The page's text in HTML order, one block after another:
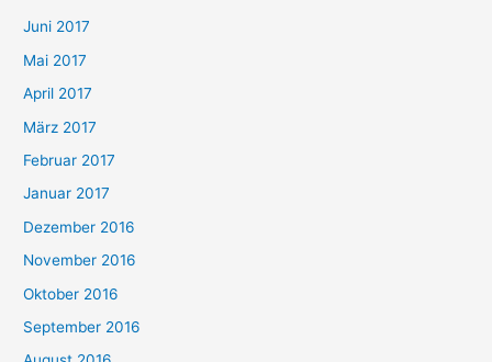
Juni 2017
Mai 2017
April 2017
März 2017
Februar 2017
Januar 2017
Dezember 2016
November 2016
Oktober 2016
September 2016